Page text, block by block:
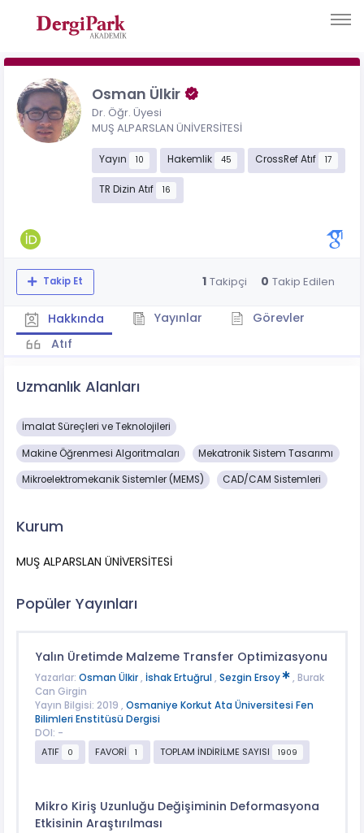
Osman Ülkir
Dr. Öğr. Üyesi
MUŞ ALPARSLAN ÜNİVERSİTESİ
Yayın 10 Hakemlik 45 CrossRef Atıf 17
TR Dizin Atıf 16
Takip Et 1 Takipçi 0 Takip Edilen
Hakkında Yayınlar
Görevler
Atıf
Uzmanlık Alanları
İmalat Süreçleri ve Teknolojileri
Makine Öğrenmesi Algoritmaları Mekatronik Sistem Tasarımı
Mikroelektromekanik Sistemler (MEMS) CAD/CAM Sistemleri
Kurum
MUŞ ALPARSLAN ÜNİVERSİTESİ
Popüler Yayınları
Yalın Üretimde Malzeme Transfer Optimizasyonu
Yazarlar: Osman Ülkir, İshak Ertuğrul , Sezgin Ersoy
, Burak
Can Girgin
Yayın Bilgisi: 2019 , Osmaniye Korkut Ata Üniversitesi Fen
Bilimleri Enstitüsü Dergisi
DOI: -
ATIF
0 FAVORİ 1 TOPLAM İNDİRİLME SAYISI 1909
Mikro Kiriş Uzunluğu Değişiminin Deformasyona
Etkisinin Araştırılması